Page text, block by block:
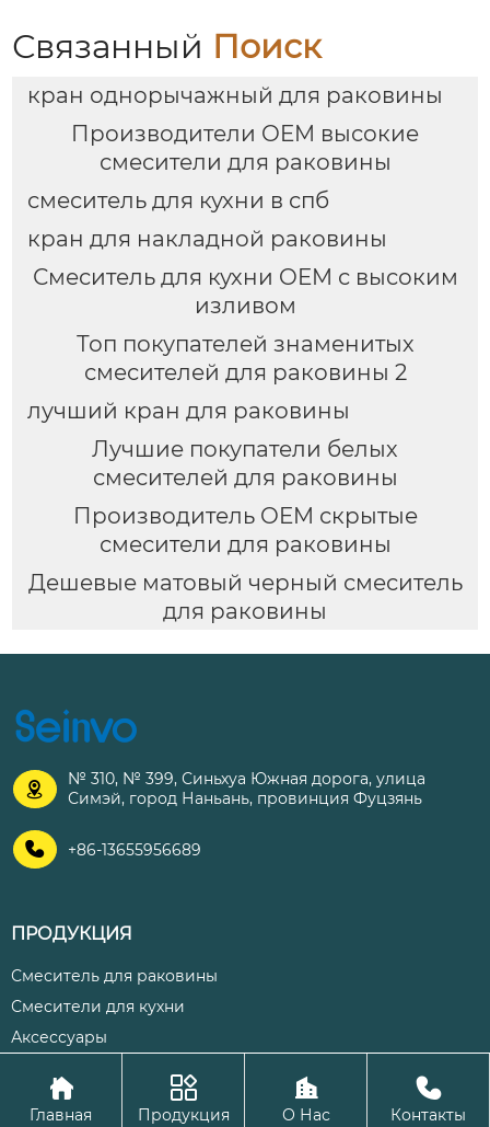
Связанный Поиск
кран однорычажный для раковины
Производители OEM высокие
смесители для раковины
смеситель для кухни в спб
кран для накладной раковины
Смеситель для кухни OEM с высоким
изливом
Топ покупателей знаменитых
смесителей для раковины 2
лучший кран для раковины
Лучшие покупатели белых
смесителей для раковины
Производитель OEM скрытые
смесители для раковины
Дешевые матовый черный смеситель
для раковины

№ 310, № 399, Синьхуа Южная дорога, улица
Симэй, город Наньань, провинция Фуцзянь
 +86-13655956689
ПРОДУКЦИЯ
Смеситель для раковины
Смесители для кухни
Аксессуары
Авторское право©ООО Цюаньчжоу Шэнхуа Кухня и ванная
комната

Главная

Продукция

О Нас

Контакты